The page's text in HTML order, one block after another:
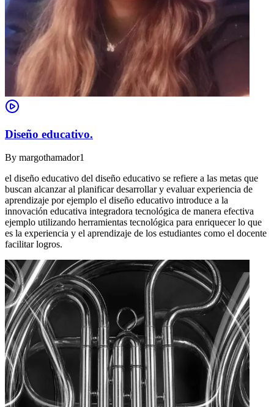
Diseño educativo.
By margothamador1
el diseño educativo del diseño educativo se refiere a las metas que
buscan alcanzar al planificar desarrollar y evaluar experiencia de
aprendizaje por ejemplo el diseño educativo introduce a la
innovación educativa integradora tecnológica de manera efectiva
ejemplo utilizando herramientas tecnológica para enriquecer lo que
es la experiencia y el aprendizaje de los estudiantes como el docente
facilitar logros.